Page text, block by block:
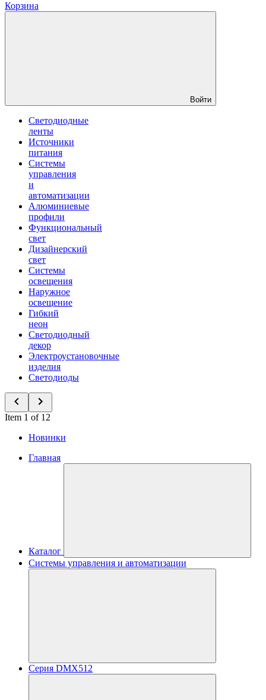
Корзина
Войти
Светодиодные
ленты
Источники
питания
Системы
управления
и
автоматизации
Алюминиевые
профили
Функциональный
свет
Дизайнерский
свет
Системы
освещения
Наружное
освещение
Гибкий
неон
Светодиодный
декор
Электроустановочные
изделия
Светодиоды
Item 1 of 12
Новинки
Главная
Каталог
Системы управления и автоматизации
Серия DMX512